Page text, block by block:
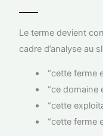
Le terme devient
cadre d’analyse au
“cette ferme
“ce domaine
“cette
“cette ferme